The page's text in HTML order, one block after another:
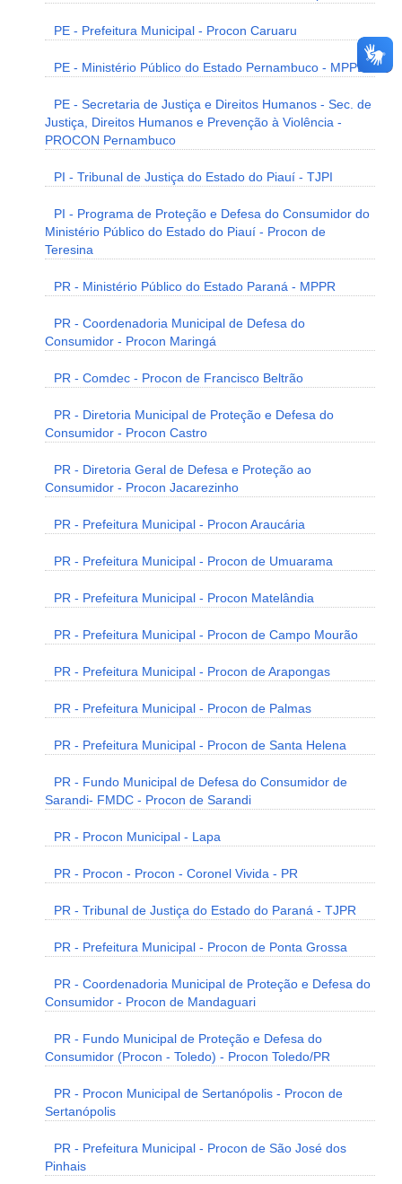
PE - Prefeitura Municipal - Procon Caruaru
PE - Ministério Público do Estado Pernambuco - MPPE
PE - Secretaria de Justiça e Direitos Humanos - Sec. de
Justiça, Direitos Humanos e Prevenção à Violência -
PROCON Pernambuco
PI - Tribunal de Justiça do Estado do Piauí - TJPI
PI - Programa de Proteção e Defesa do Consumidor do
Ministério Público do Estado do Piauí - Procon de
Teresina
PR - Ministério Público do Estado Paraná - MPPR
PR - Coordenadoria Municipal de Defesa do
Consumidor - Procon Maringá
PR - Comdec - Procon de Francisco Beltrão
PR - Diretoria Municipal de Proteção e Defesa do
Consumidor - Procon Castro
PR - Diretoria Geral de Defesa e Proteção ao
Consumidor - Procon Jacarezinho
PR - Prefeitura Municipal - Procon Araucária
PR - Prefeitura Municipal - Procon de Umuarama
PR - Prefeitura Municipal - Procon Matelândia
PR - Prefeitura Municipal - Procon de Campo Mourão
PR - Prefeitura Municipal - Procon de Arapongas
PR - Prefeitura Municipal - Procon de Palmas
PR - Prefeitura Municipal - Procon de Santa Helena
PR - Fundo Municipal de Defesa do Consumidor de
Sarandi- FMDC - Procon de Sarandi
PR - Procon Municipal - Lapa
PR - Procon - Procon - Coronel Vivida - PR
PR - Tribunal de Justiça do Estado do Paraná - TJPR
PR - Prefeitura Municipal - Procon de Ponta Grossa
PR - Coordenadoria Municipal de Proteção e Defesa do
Consumidor - Procon de Mandaguari
PR - Fundo Municipal de Proteção e Defesa do
Consumidor (Procon - Toledo) - Procon Toledo/PR
PR - Procon Municipal de Sertanópolis - Procon de
Sertanópolis
PR - Prefeitura Municipal - Procon de São José dos
Pinhais